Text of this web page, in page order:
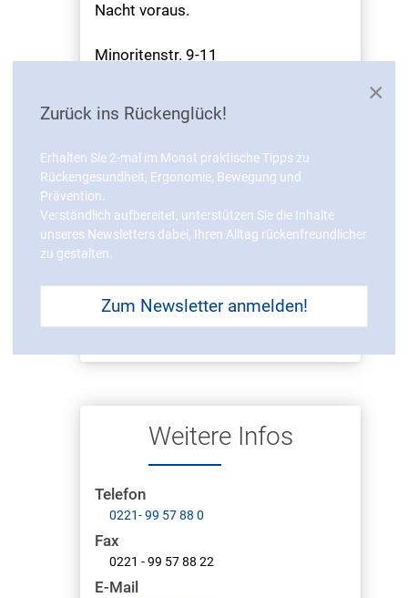
Nacht voraus.
Minoritenstr. 9-11
Weitere Infos
Telefon
0221- 99 57 88 0
Fax
0221 - 99 57 88 22
E-Mail
×
Zurück ins Rückenglück!
Erhalten Sie 2-mal im Monat praktische Tipps zu
Rückengesundheit, Ergonomie, Bewegung und
Prävention.
Verständlich aufbereitet, unterstützen Sie die Inhalte
unseres Newsletters dabei, Ihren Alltag rückenfreundlicher
zu gestalten.
Zum Newsletter anmelden!